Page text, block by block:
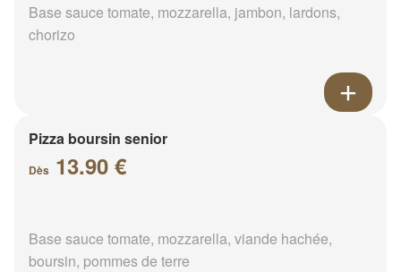
Base sauce tomate, mozzarella, jambon, lardons,
chorizo
Pizza boursin senior
Dès 13.90 €
Base sauce tomate, mozzarella, viande hachée,
boursin, pommes de terre